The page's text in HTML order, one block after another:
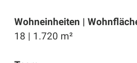
Wohneinheiten |
18 | 1.720 m²